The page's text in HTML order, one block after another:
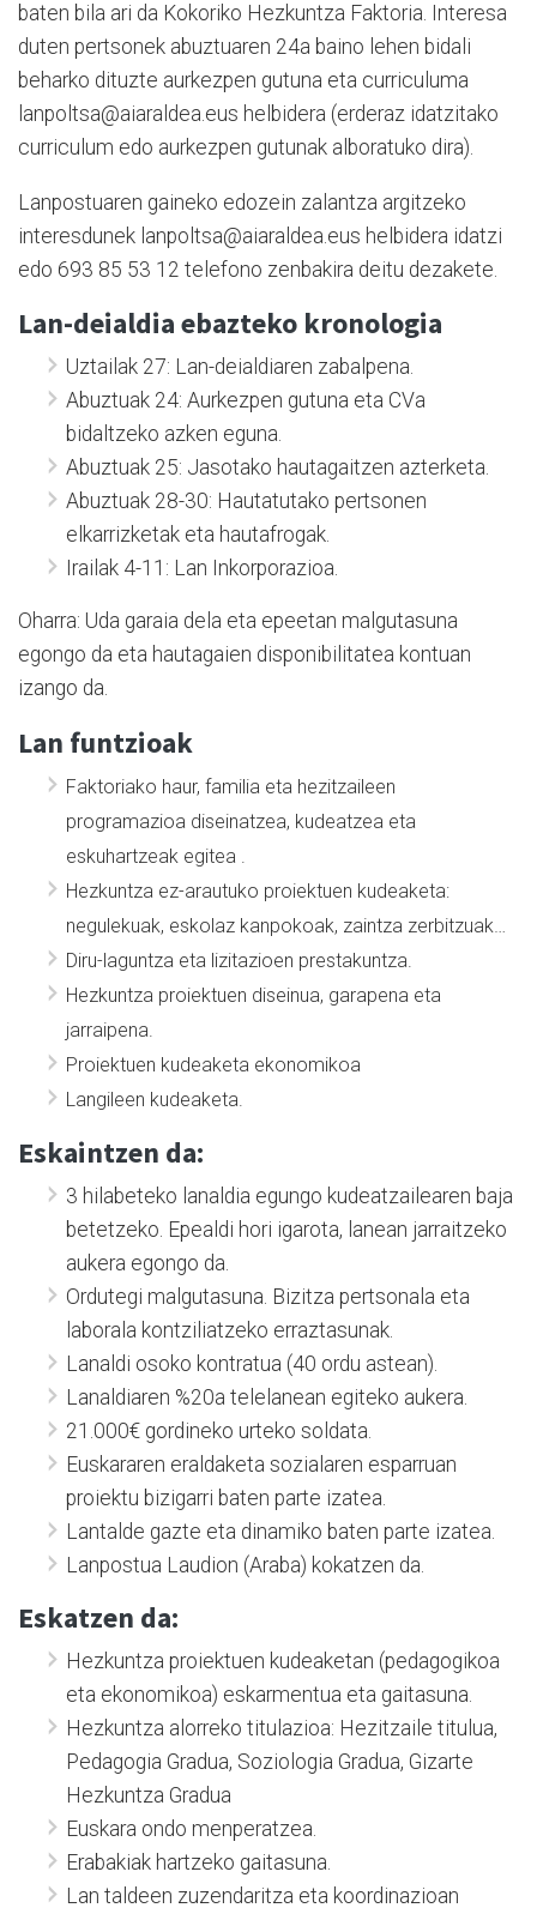
baten bila ari da Kokoriko Hezkuntza Faktoria. Interesa
duten pertsonek abuztuaren 24a baino lehen bidali
beharko dituzte aurkezpen gutuna eta curriculuma
lanpoltsa@aiaraldea.eus helbidera (erderaz idatzitako
curriculum edo aurkezpen gutunak alboratuko dira).
Lanpostuaren gaineko edozein zalantza argitzeko
interesdunek lanpoltsa@aiaraldea.eus helbidera idatzi
edo 693 85 53 12 telefono zenbakira deitu dezakete.
Lan-deialdia ebazteko kronologia
Uztailak 27: Lan-deialdiaren zabalpena.
Abuztuak 24: Aurkezpen gutuna eta CVa
bidaltzeko azken eguna.
Abuztuak 25: Jasotako hautagaitzen azterketa.
Abuztuak 28-30: Hautatutako pertsonen
elkarrizketak eta hautafrogak.
Irailak 4-11: Lan Inkorporazioa.
Oharra: Uda garaia dela eta epeetan malgutasuna
egongo da eta hautagaien disponibilitatea kontuan
izango da.
Lan funtzioak
Faktoriako haur, familia eta hezitzaileen
programazioa diseinatzea, kudeatzea eta
eskuhartzeak egitea .
Hezkuntza ez-arautuko proiektuen kudeaketa:
negulekuak, eskolaz kanpokoak, zaintza zerbitzuak…
Diru-laguntza eta lizitazioen prestakuntza.
Hezkuntza proiektuen diseinua, garapena eta
jarraipena.
Proiektuen kudeaketa ekonomikoa
Langileen kudeaketa.
Eskaintzen da:
3 hilabeteko lanaldia egungo kudeatzailearen baja
betetzeko. Epealdi hori igarota, lanean jarraitzeko
aukera egongo da.
Ordutegi malgutasuna. Bizitza pertsonala eta
laborala kontziliatzeko erraztasunak.
Lanaldi osoko kontratua (40 ordu astean).
Lanaldiaren %20a telelanean egiteko aukera.
21.000€ gordineko urteko soldata.
Euskararen eraldaketa sozialaren esparruan
proiektu bizigarri baten parte izatea.
Lantalde gazte eta dinamiko baten parte izatea.
Lanpostua Laudion (Araba) kokatzen da.
Eskatzen da:
Hezkuntza proiektuen kudeaketan (pedagogikoa
eta ekonomikoa) eskarmentua eta gaitasuna.
Hezkuntza alorreko titulazioa: Hezitzaile titulua,
Pedagogia Gradua, Soziologia Gradua, Gizarte
Hezkuntza Gradua
Euskara ondo menperatzea.
Erabakiak hartzeko gaitasuna.
Lan taldeen zuzendaritza eta koordinazioan